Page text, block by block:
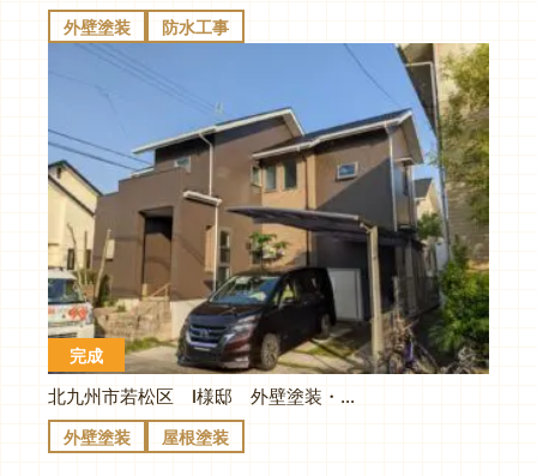
外壁塗装 防水工事
完成
北九州市若松区 I様邸 外壁塗装・屋根塗装工事
外壁塗装 屋根塗装